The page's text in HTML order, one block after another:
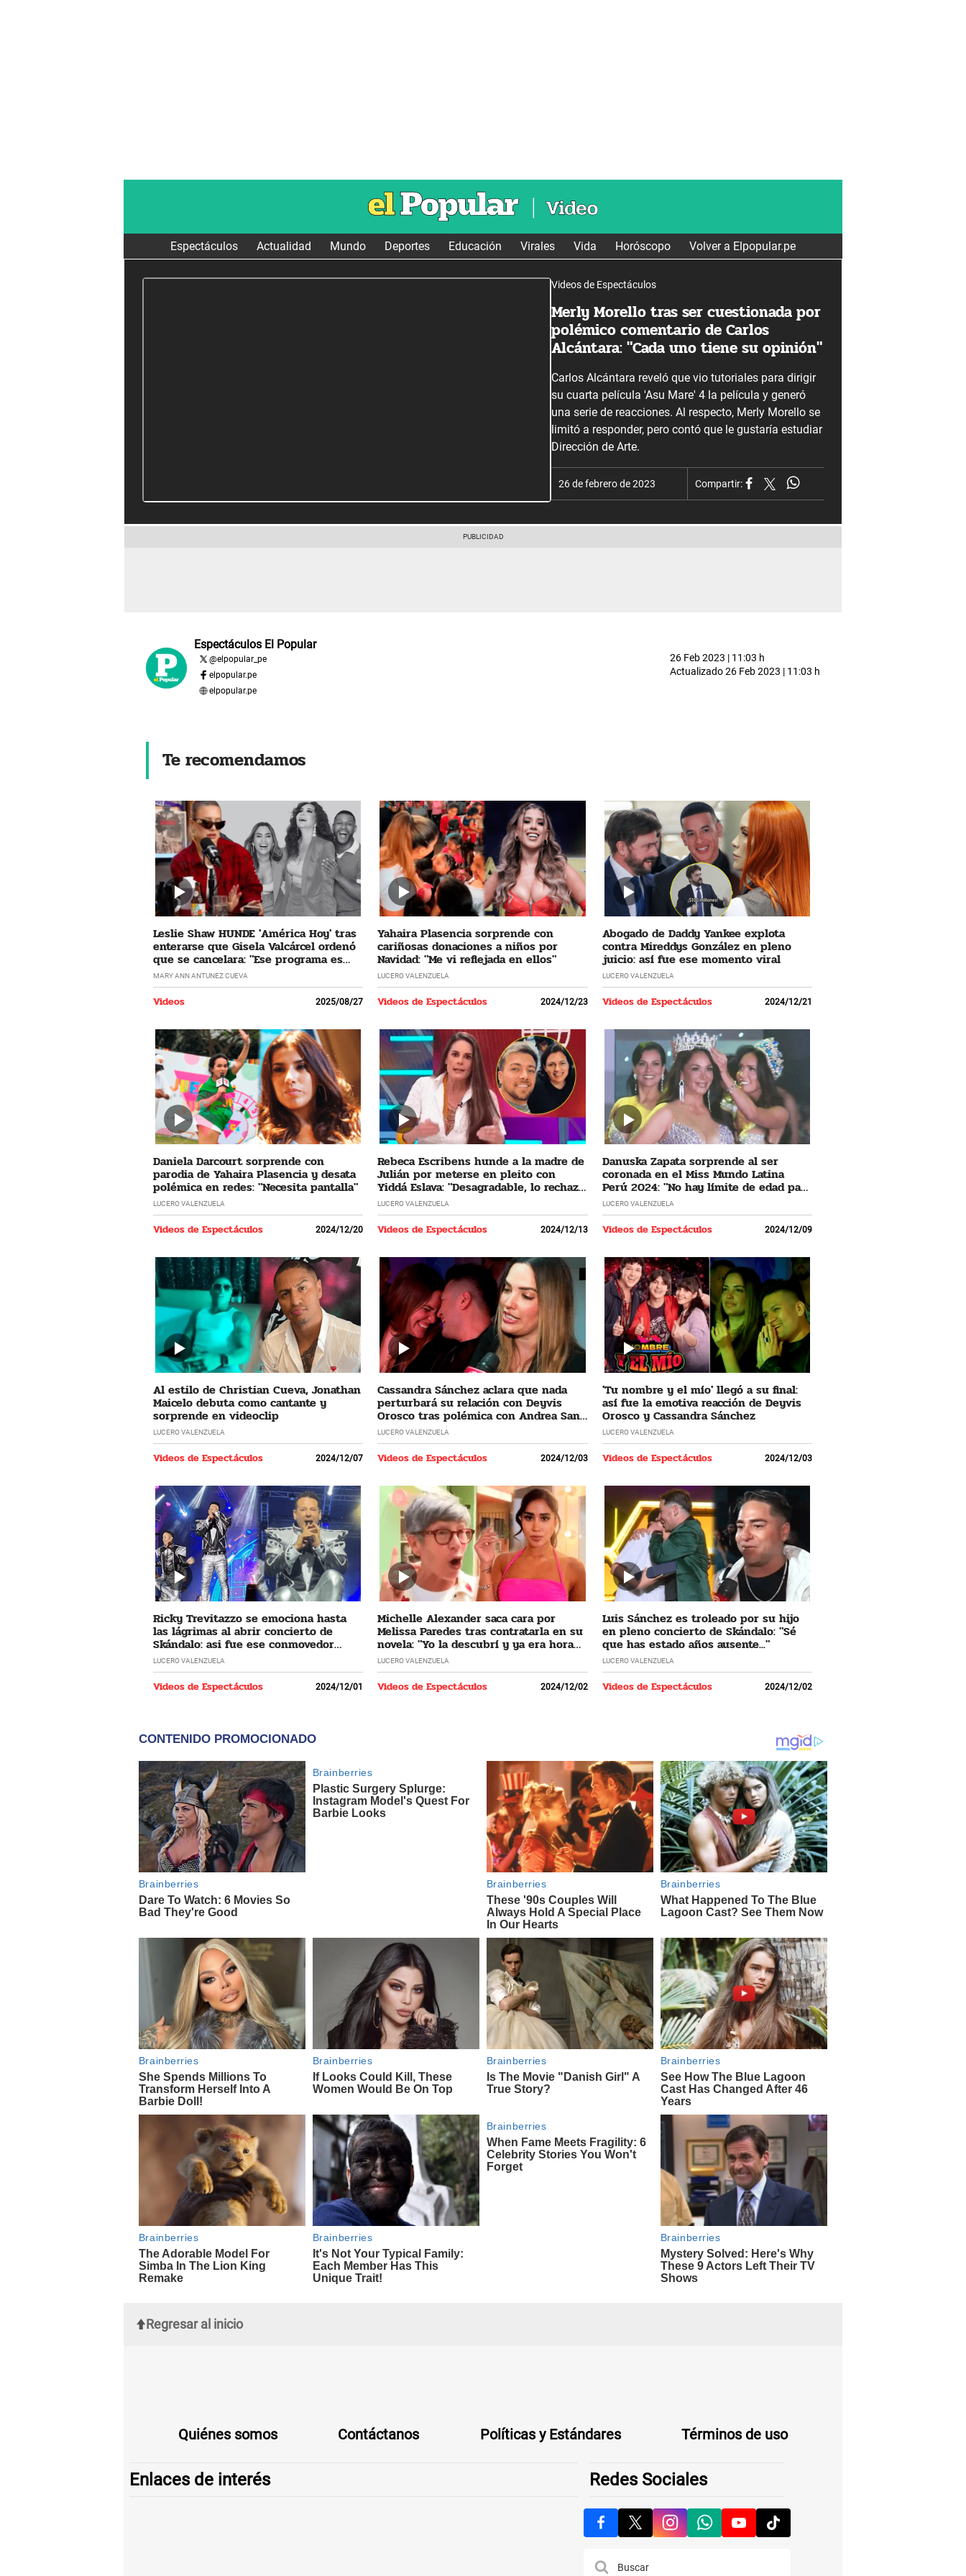
Espectáculos Actualidad Mundo Deportes Educación Virales Vida Horóscopo Volver a Elpopular.pe
Videos de Espectáculos
Merly Morello tras ser cuestionada por
polémico comentario de Carlos
Alcántara: "Cada uno tiene su opinión"
Carlos Alcántara reveló que vio tutoriales para dirigir
su cuarta película 'Asu Mare' 4 la película y generó
una serie de reacciones. Al respecto, Merly Morello se
limitó a responder, pero contó que le gustaría estudiar
Dirección de Arte.
26 de febrero de 2023 Compartir:
Espectáculos El Popular
@elpopular_pe
elpopular.pe
elpopular.pe
26 Feb 2023 | 11:03 h
Actualizado26 Feb 2023 | 11:03 h
Te recomendamos
Leslie Shaw HUNDE 'América Hoy' tras
enterarse que Gisela Valcárcel ordenó
que se cancelara: "Ese programa es
horrible"
MARY ANN ANTUNEZ CUEVA
Videos 2025/08/27
Yahaira Plasencia sorprende con
cariñosas donaciones a niños por
Navidad: "Me vi reflejada en ellos"
LUCERO VALENZUELA
Videos de Espectáculos 2024/12/23
Abogado de Daddy Yankee explota
contra Mireddys González en pleno
juicio: así fue ese momento viral
LUCERO VALENZUELA
Videos de Espectáculos 2024/12/21
Daniela Darcourt sorprende con
parodia de Yahaira Plasencia y desata
polémica en redes: "Necesita pantalla"
LUCERO VALENZUELA
Videos de Espectáculos 2024/12/20
Rebeca Escribens hunde a la madre de
Julián por meterse en pleito con
Yiddá Eslava: "Desagradable, lo rechazo
profundamente"
LUCERO VALENZUELA
Videos de Espectáculos 2024/12/13
Danuska Zapata sorprende al ser
coronada en el Miss Mundo Latina
Perú 2024: "No hay límite de edad para
cumplir los sueños"
LUCERO VALENZUELA
Videos de Espectáculos 2024/12/09
Al estilo de Christian Cueva, Jonathan
Maicelo debuta como cantante y
sorprende en videoclip
LUCERO VALENZUELA
Videos de Espectáculos 2024/12/07
Cassandra Sánchez aclara que nada
perturbará su relación con Deyvis
Orosco tras polémica con Andrea San
Martín
LUCERO VALENZUELA
Videos de Espectáculos 2024/12/03
'Tu nombre y el mío' llegó a su final:
así fue la emotiva reacción de Deyvis
Orosco y Cassandra Sánchez
LUCERO VALENZUELA
Videos de Espectáculos 2024/12/03
Ricky Trevitazzo se emociona hasta
las lágrimas al abrir concierto de
Skándalo: asi fue ese conmovedor
momento
LUCERO VALENZUELA
Videos de Espectáculos 2024/12/01
Michelle Alexander saca cara por
Melissa Paredes tras contratarla en su
novela: "Yo la descubrí y ya era hora
que regrese"
LUCERO VALENZUELA
Videos de Espectáculos 2024/12/02
Luis Sánchez es troleado por su hijo
en pleno concierto de Skándalo: "Sé
que has estado años ausente..."
LUCERO VALENZUELA
Videos de Espectáculos 2024/12/02
Regresar al inicio
Quiénes somos Contáctanos Políticas y Estándares Términos de uso
Enlaces de interés Redes Sociales